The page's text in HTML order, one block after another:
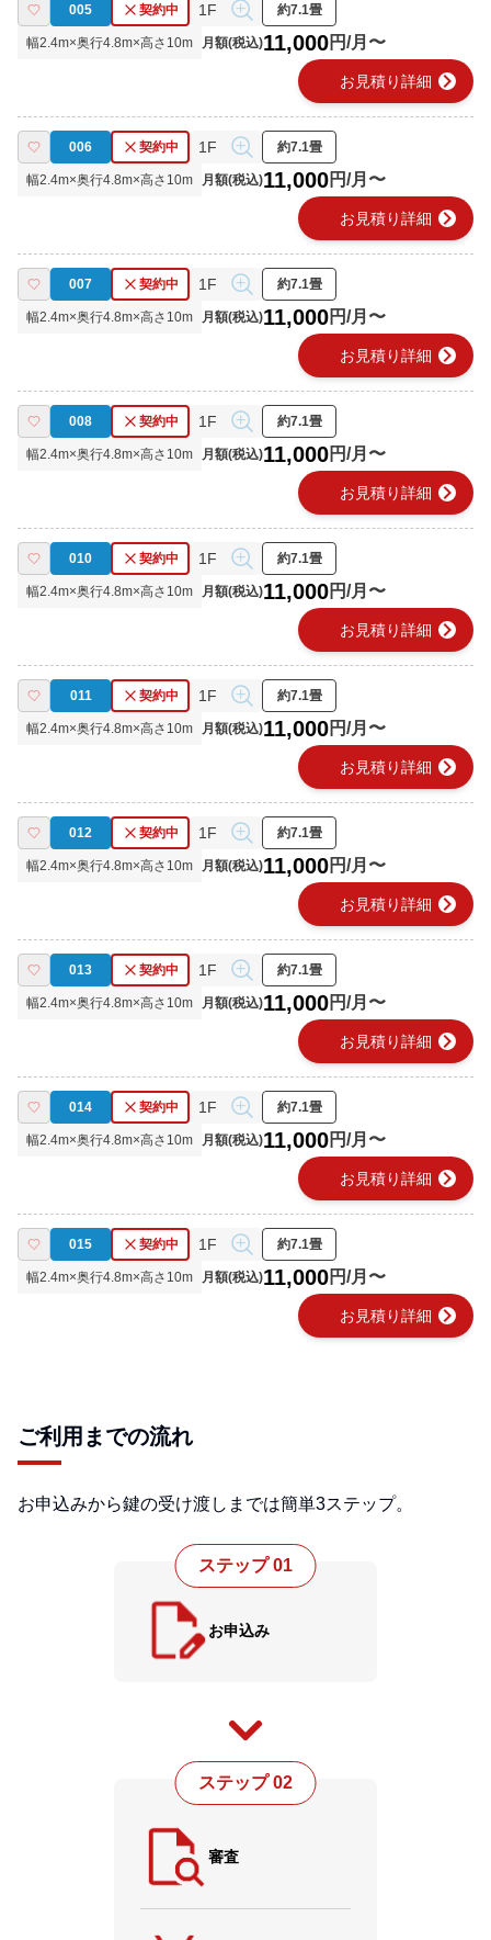
005 契約中 1F 約7.1畳
幅2.4m×奥行4.8m×高さ 10m 月額(税込)11,000円/月〜
お見積り詳細 chevron_right
006 契約中 1F 約7.1畳
幅2.4m×奥行4.8m×高さ 10m 月額(税込)11,000円/月〜
お見積り詳細 chevron_right
007 契約中 1F 約7.1畳
幅2.4m×奥行4.8m×高さ 10m 月額(税込)11,000円/月〜
お見積り詳細 chevron_right
008 契約中 1F 約7.1畳
幅2.4m×奥行4.8m×高さ 10m 月額(税込)11,000円/月〜
お見積り詳細 chevron_right
010 契約中 1F 約7.1畳
幅2.4m×奥行4.8m×高さ 10m 月額(税込)11,000円/月〜
お見積り詳細 chevron_right
011 契約中 1F 約7.1畳
幅2.4m×奥行4.8m×高さ 10m 月額(税込)11,000円/月〜
お見積り詳細 chevron_right
012 契約中 1F 約7.1畳
幅2.4m×奥行4.8m×高さ 10m 月額(税込)11,000円/月〜
お見積り詳細 chevron_right
013 契約中 1F 約7.1畳
幅2.4m×奥行4.8m×高さ 10m 月額(税込)11,000円/月〜
お見積り詳細 chevron_right
014 契約中 1F 約7.1畳
幅2.4m×奥行4.8m×高さ 10m 月額(税込)11,000円/月〜
お見積り詳細 chevron_right
015 契約中 1F 約7.1畳
幅2.4m×奥行4.8m×高さ 10m 月額(税込)11,000円/月〜
お見積り詳細 chevron_right
ご利用までの流れ
お申込みから鍵の受け渡しまでは簡単3ステップ。
ステップ 01
お申込み
ステップ 02
審査